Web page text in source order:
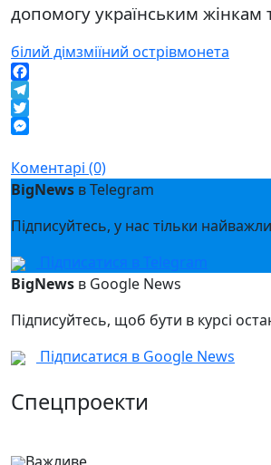
допомогу українським жінкам
білий дімзміїний острівмонета
Facebook
Telegram
Twitter
Коментарі (0)
BigNews в Telegram
Підписуйтесь, у нас тільки
Підписатися в Telegram
BigNews в Google News
Підписуйтесь, щоб бути в курсі
Підписатися в Google News
Спецпроекти